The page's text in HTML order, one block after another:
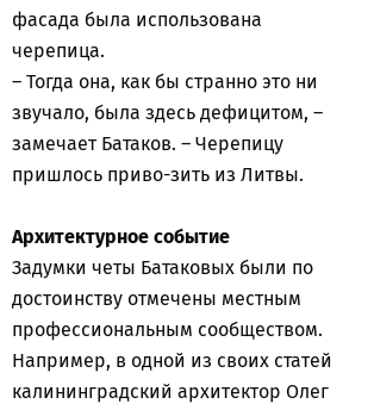
фасада была использована
черепица.
– Тогда она, как бы странно это ни
звучало, была здесь дефицитом, –
замечает Батаков. – Черепицу
пришлось приво-зить из Литвы.
Архитектурное событие
Задумки четы Батаковых были по
достоинству отмечены местным
профессиональным сообществом.
Например, в одной из своих статей
калининградский архитектор Олег